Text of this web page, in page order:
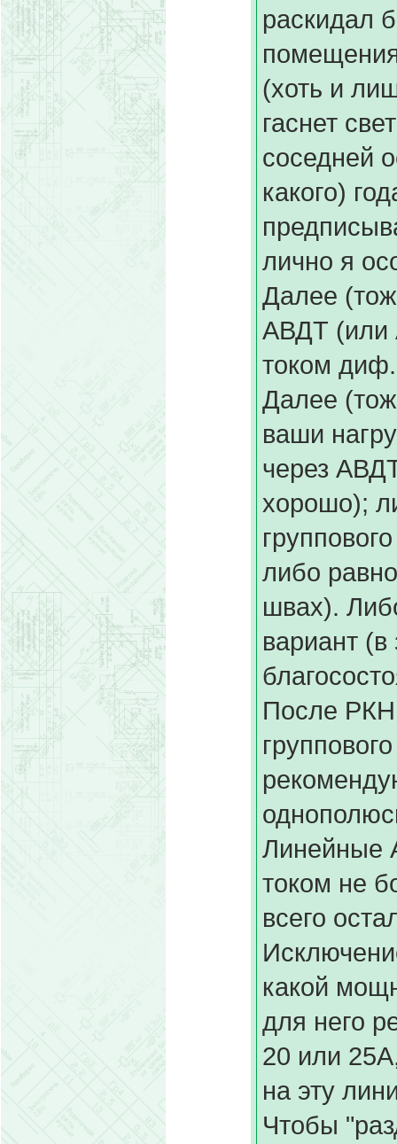
раскидал
(хоть и
гаснет
соседней
какого)
лично я
Далее
АВДТ (или
током
Далее
ваши
через
хорошо);
либо
швах).
вариант (в
После
Линейные
током не
всего
какой
для него
20 или
на эту
Чтобы